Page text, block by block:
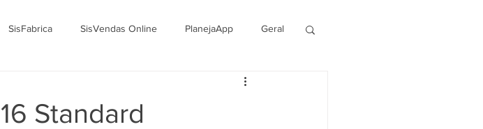
SisFabrica SisVendas Online PlanejaApp Geral
Standard